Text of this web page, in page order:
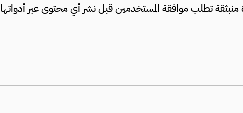
تطلب موافقة المستخدمين قبل نشر أي محتوى عبر أدواتها